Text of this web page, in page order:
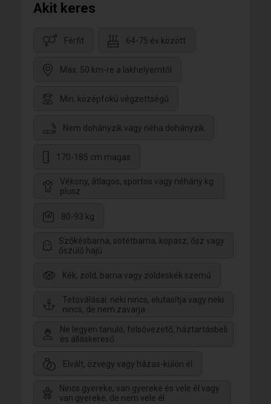
Akit keres
Férfit 64-75 év között
Max. 50 km-re a lakhelyemtől
Min. középfokú végzettségű
Nem dohányzik vagy néha dohányzik
170-185 cm magas
Vékony, átlagos, sportos vagy néhány kg
plusz
80-93 kg
Szőkésbarna, sötétbarna, kopasz, ősz vagy
őszülő hajú
Kék, zöld, barna vagy zöldeskék szemű
Tetoválásai: neki nincs, elutasítja vagy neki
nincs, de nem zavarja
Ne legyen tanuló, felsővezető, háztartásbeli
és álláskereső
Elvált, özvegy vagy házas-külön él
Nincs gyereke, van gyereke és vele él vagy
van gyereke, de nem vele él